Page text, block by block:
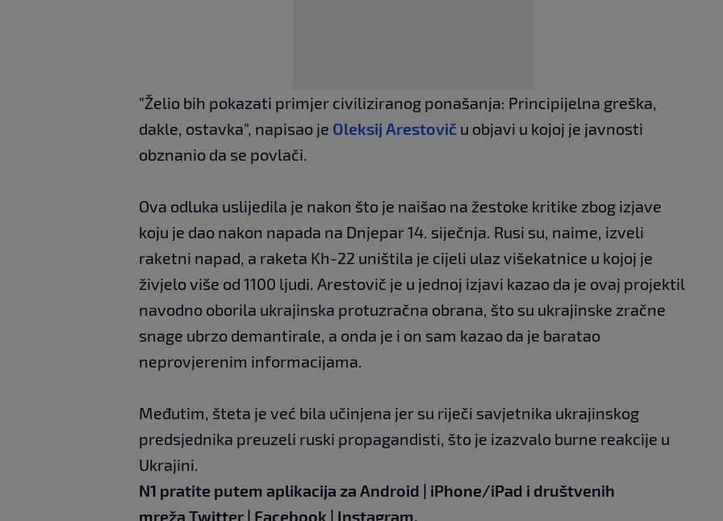
"Želio bih pokazati primjer civiliziranog ponašanja: Principijelna greška,
dakle, ostavka", napisao je Oleksij Arestovič u objavi u kojoj je javnosti
obznanio da se povlači.
Ova odluka uslijedila je nakon što je naišao na žestoke kritike zbog izjave
koju je dao nakon napada na Dnjepar 14. siječnja. Rusi su, naime, izveli
raketni napad, a raketa Kh-22 uništila je cijeli ulaz višekatnice u kojoj je
živjelo više od 1100 ljudi. Arestovič je u jednoj izjavi kazao da je ovaj projektil
navodno oborila ukrajinska protuzračna obrana, što su ukrajinske zračne
snage ubrzo demantirale, a onda je i on sam kazao da je baratao
neprovjerenim informacijama.
Međutim, šteta je već bila učinjena jer su riječi savjetnika ukrajinskog
predsjednika preuzeli ruski propagandisti, što je izazvalo burne reakcije u
Ukrajini.
N1 pratite putem aplikacija za Android | iPhone/iPad i društvenih
mreža Twitter | Facebook | Instagram.